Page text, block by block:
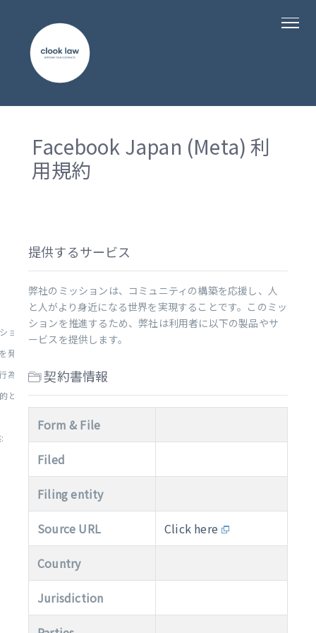
Facebook Japan (Meta) 利
用規約
ョンを行う手段の提供:
見するための支援:
の撲滅、および利用者コミ...
とした先進技術の使用と開発...
提供するサービス
弊社のミッションは、コミュニティの構築を応援し、人
と人がより身近になる世界を実現することです。このミッ
ションを推進するため、弊社は利用者に以下の製品やサ
ービスを提供します。
契約書情報
Form & File
Filed
Filing entity
Source URL Click here
Country
Jurisdiction